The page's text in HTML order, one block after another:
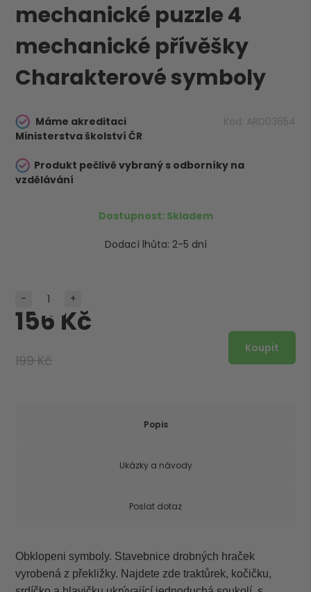
mechanické puzzle 4
mechanické přívěšky
Charakterové symboly
Kód: ARD03654
Máme akreditaci
Ministerstva školství ČR
Produkt pečlivě vybraný s odborníky na
vzdělávání
Dostupnost: Skladem
Dodací lhůta: 2-5 dní
199 Kč
156 Kč
- +
Popis
Ukázky a návody
Poslat dotaz
Obklopeni symboly. Stavebnice drobných hraček
vyrobená z překližky. Najdete zde traktůrek, kočičku,